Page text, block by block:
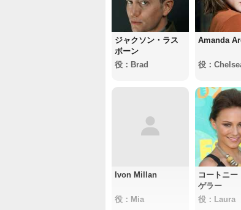
ジャクソン・ラス
ボーン
役：Brad
Amanda
役：
Ivon Millan
役：Mia
コートニー
ゲラー
役：Laura